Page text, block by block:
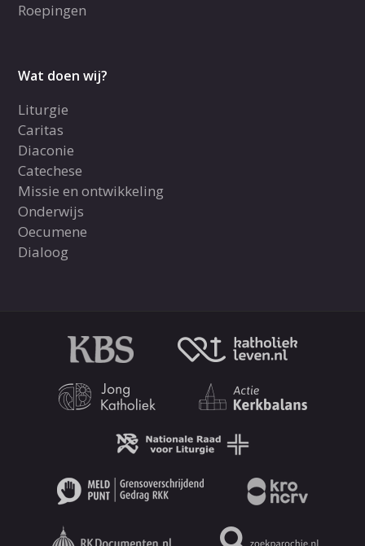
Roepingen
Wat doen wij?
Liturgie
Caritas
Diaconie
Catechese
Missie en ontwikkeling
Onderwijs
Oecumene
Dialoog